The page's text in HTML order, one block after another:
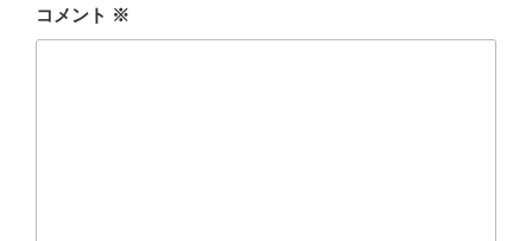
コメント ※